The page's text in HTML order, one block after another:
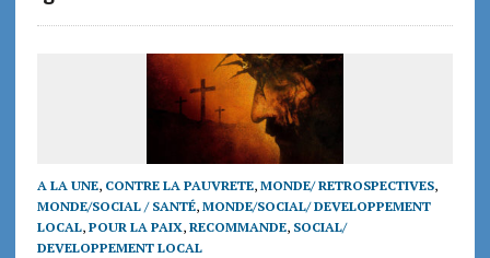
A LA UNE, CONTRE LA PAUVRETE, MONDE/ RETROSPECTIVES,
MONDE/SOCIAL / SANTÉ, MONDE/SOCIAL/ DEVELOPPEMENT
LOCAL, POUR LA PAIX, RECOMMANDE, SOCIAL/
DEVELOPPEMENT LOCAL